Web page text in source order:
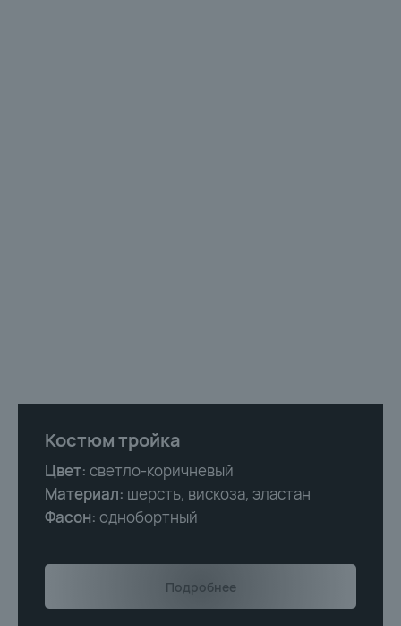
Костюм тройка
Цвет: светло-коричневый
Материал: шерсть, вискоза, эластан
Фасон: однобортный
Подробнее